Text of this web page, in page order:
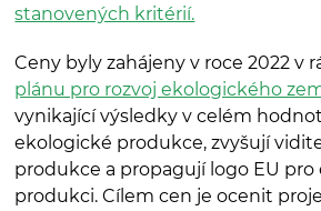
stanovených kritérií.
Ceny byly zahájeny v roce 2022 v
plánu pro rozvoj ekologického
vynikající výsledky v celém
ekologické produkce, zvyšují
produkce a propagují logo EU
produkci. Cílem cen je ocenit